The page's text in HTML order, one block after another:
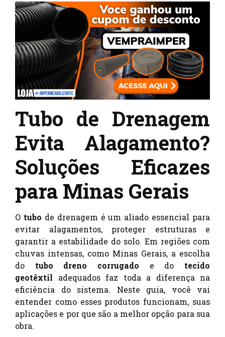
Tubo de Drenagem
Evita Alagamento?
Soluções Eficazes
para Minas Gerais
O tubo de drenagem é um aliado essencial para
evitar alagamentos, proteger estruturas e
garantir a estabilidade do solo. Em regiões com
chuvas intensas, como Minas Gerais, a escolha
do tubo dreno corrugado e do tecido
geotêxtil adequados faz toda a diferença na
eficiência do sistema. Neste guia, você vai
entender como esses produtos funcionam, suas
aplicações e por que são a melhor opção para sua
obra.